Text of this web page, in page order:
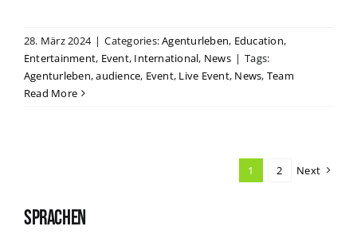
28. März 2024 | Categories:Agenturleben, Education,
Entertainment, Event, International, News | Tags:
Agenturleben,audience, Event, Live Event, News, Team
Read More
1 2 Next
SPRACHEN